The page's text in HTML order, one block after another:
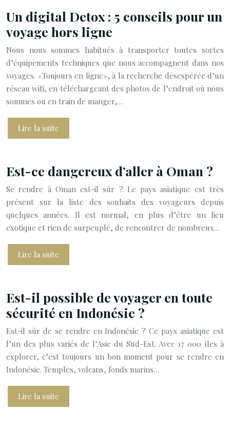
Un digital Detox : 5 conseils pour un
voyage hors ligne
Nous nous sommes habitués à transporter toutes sortes
d’équipements techniques que nous accompagnent dans nos
voyages. «Toujours en ligne», à la recherche désespérée d’un
réseau wifi, en téléchargeant des photos de l’endroit où nous
sommes ou en train de manger,…
Lire la suite
Est-ce dangereux d’aller à Oman ?
Se rendre à Oman est-il sûr ? Le pays asiatique est très
présent sur la liste des souhaits des voyageurs depuis
quelques années. Il est normal, en plus d’être un lieu
exotique et rien de surpeuplé, de rencontrer de nombreux…
Lire la suite
Est-il possible de voyager en toute
sécurité en Indonésie ?
Est-il sûr de se rendre en Indonésie ? Ce pays asiatique est
l’un des plus variés de l’Asie du Sud-Est. Avec 17 000 îles à
explorer, c’est toujours un bon moment pour se rendre en
Indonésie. Temples, volcans, fonds marins…
Lire la suite